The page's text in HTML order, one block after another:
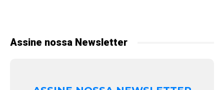
Assine nossa Newsletter